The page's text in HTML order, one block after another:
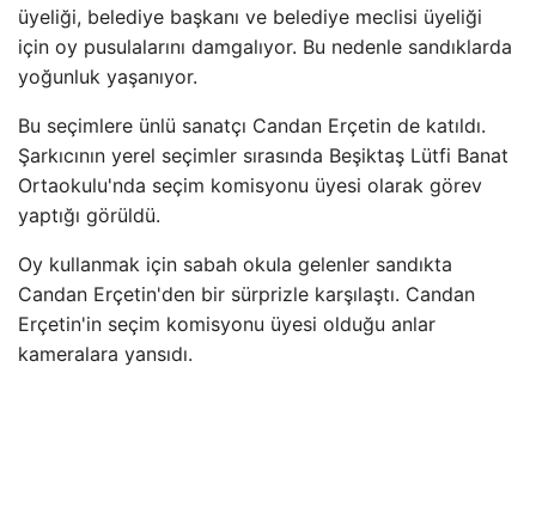
üyeliği, belediye başkanı ve belediye meclisi üyeliği
için oy pusulalarını damgalıyor. Bu nedenle sandıklarda
yoğunluk yaşanıyor.
Bu seçimlere ünlü sanatçı Candan Erçetin de katıldı.
Şarkıcının yerel seçimler sırasında Beşiktaş Lütfi Banat
Ortaokulu'nda seçim komisyonu üyesi olarak görev
yaptığı görüldü.
Oy kullanmak için sabah okula gelenler sandıkta
Candan Erçetin'den bir sürprizle karşılaştı. Candan
Erçetin'in seçim komisyonu üyesi olduğu anlar
kameralara yansıdı.